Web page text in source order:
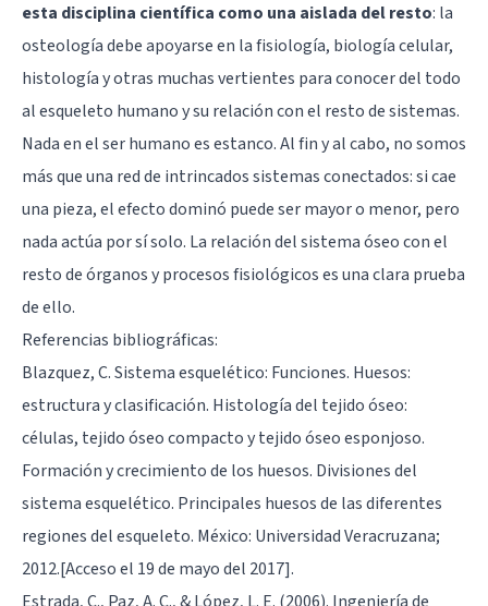
esta disciplina científica como una aislada del resto: la
osteología debe apoyarse en la fisiología, biología celular,
histología y otras muchas vertientes para conocer del todo
al esqueleto humano y su relación con el resto de sistemas.
Nada en el ser humano es estanco. Al fin y al cabo, no somos
más que una red de intrincados sistemas conectados: si cae
una pieza, el efecto dominó puede ser mayor o menor, pero
nada actúa por sí solo. La relación del sistema óseo con el
resto de órganos y procesos fisiológicos es una clara prueba
de ello.
Referencias bibliográficas:
Blazquez, C. Sistema esquelético: Funciones. Huesos:
estructura y clasificación. Histología del tejido óseo:
células, tejido óseo compacto y tejido óseo esponjoso.
Formación y crecimiento de los huesos. Divisiones del
sistema esquelético. Principales huesos de las diferentes
regiones del esqueleto. México: Universidad Veracruzana;
2012.[Acceso el 19 de mayo del 2017].